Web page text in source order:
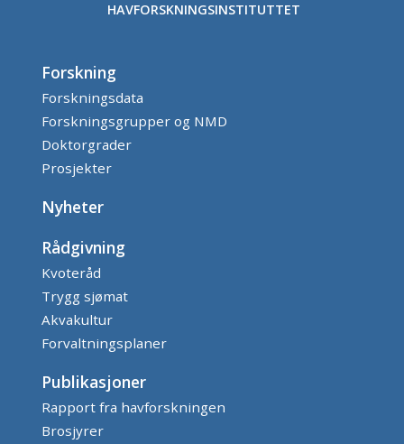
HAVFORSKNINGSINSTITUTTET
Forskning
Forskningsdata
Forskningsgrupper og NMD
Doktorgrader
Prosjekter
Nyheter
Rådgivning
Kvoteråd
Trygg sjømat
Akvakultur
Forvaltningsplaner
Publikasjoner
Rapport fra havforskningen
Brosjyrer